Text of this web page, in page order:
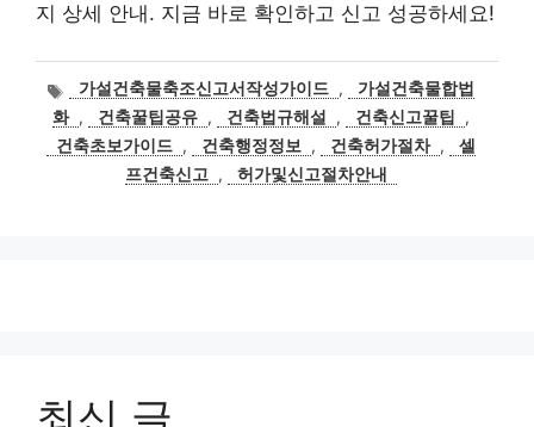
지 상세 안내. 지금 바로 확인하고 신고 성공하세요!
태가설건축물축조신고서작성가이드 ,
가설건축물합법
화 , 건축꿀팁공유 , 건축법규해설 , 건축신고꿀팁
,
건축초보가이드 , 건축행정정보 , 건축허가절차 ,
셀
프건축신고
, 허가및신고절차안내
최신 글